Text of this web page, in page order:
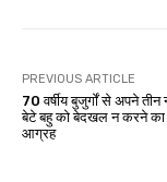
PREVIOUS ARTICLE
70 वर्षीय बुजुर्गों से अपने तीन
बेटे बहु को बेदखल न करने का
आग्रह